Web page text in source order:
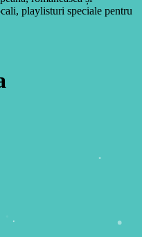
playlisturi speciale pentru